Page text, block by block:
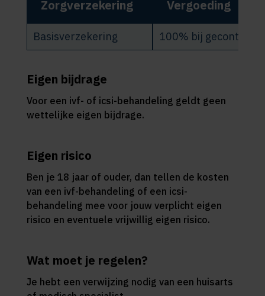
Zorgverzekering
Vergoeding
Basisverzekering 100% bij
Eigen bijdrage
Voor een ivf- of icsi-behandeling geldt geen
wettelijke eigen bijdrage.
Eigen risico
Ben je 18 jaar of ouder, dan tellen de kosten
van een ivf-behandeling of een icsi-
behandeling mee voor jouw verplicht eigen
risico en eventuele vrijwillig eigen risico.
Wat moet je regelen?
Je hebt een verwijzing nodig van een huisarts